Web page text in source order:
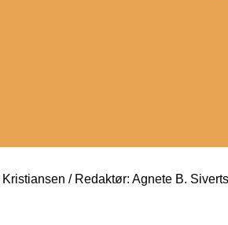
/ Redaktør: Agnete B.